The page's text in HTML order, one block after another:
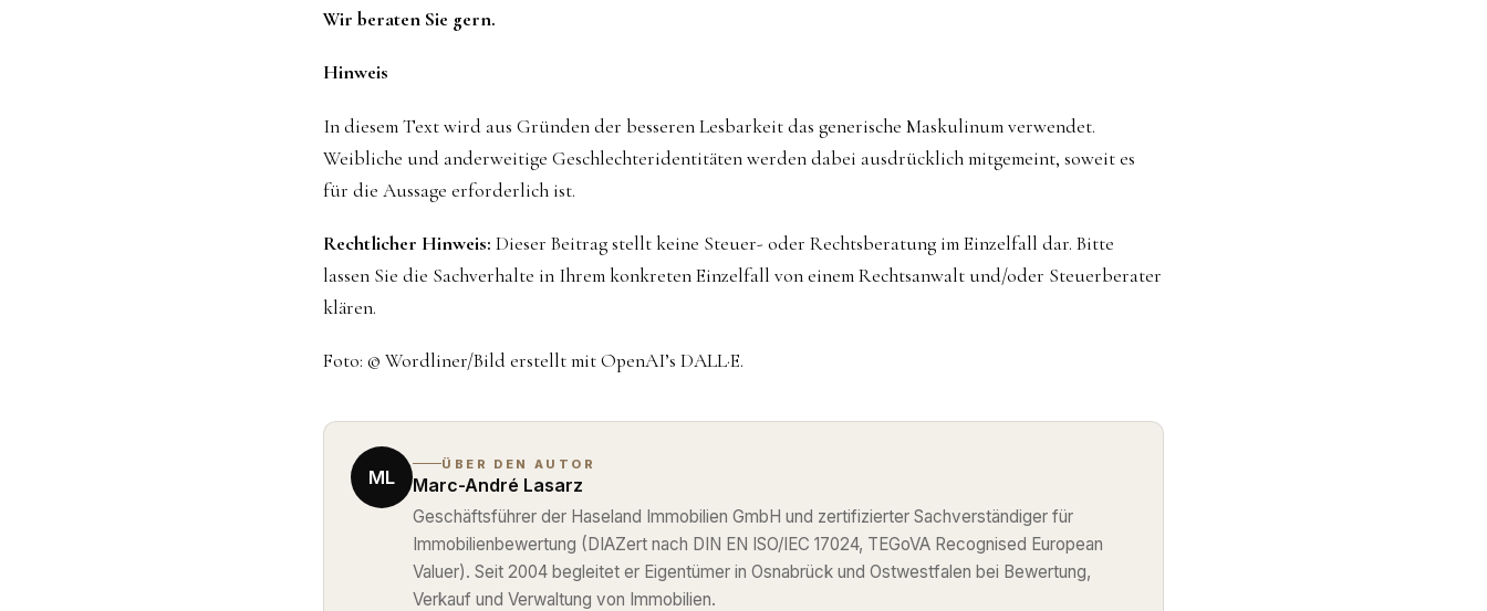
Wir beraten Sie gern.
Hinweis
In diesem Text wird aus Gründen der besseren Lesbarkeit das generische Maskulinum verwendet.
Weibliche und anderweitige Geschlechteridentitäten werden dabei ausdrücklich mitgemeint, soweit es
für die Aussage erforderlich ist.
Rechtlicher Hinweis: Dieser Beitrag stellt keine Steuer- oder Rechtsberatung im Einzelfall dar. Bitte
lassen Sie die Sachverhalte in Ihrem konkreten Einzelfall von einem Rechtsanwalt und/oder Steuerberater
klären.
Foto: © Wordliner/Bild erstellt mit OpenAI’s DALL·E.
ML
ÜBER DEN AUTOR
Marc-André Lasarz
Geschäftsführer der Haseland Immobilien GmbH und zertifizierter Sachverständiger für
Immobilienbewertung (DIAZert nach DIN EN ISO/IEC 17024, TEGoVA Recognised European
Valuer). Seit 2004 begleitet er Eigentümer in Osnabrück und Ostwestfalen bei Bewertung,
Verkauf und Verwaltung von Immobilien.